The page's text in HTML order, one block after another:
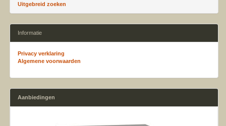
Uitgebreid zoeken
Informatie
Privacy verklaring
Algemene voorwaarden
Aanbiedingen